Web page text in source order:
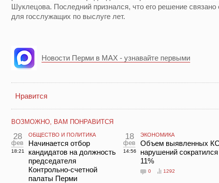
Шуклецова. Последний признался, что его решение
для госслужащих по выслуге лет.
Новости Перми в MAX - узнавайте первыми
Нравится
ВОЗМОЖНО, ВАМ ПОНРАВИТСЯ
28
фев
18:21
ОБЩЕСТВО И ПОЛИТИКА
Начинается отбор
кандидатов на должность
председателя
Контрольно-счетной
палаты Перми
18
фев
14:56
ЭКОНОМИКА
Объем выявленных
нарушений
11%
0 1292